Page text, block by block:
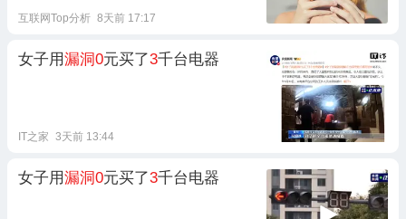
互联网Top分析 8天前 17:17
女子用漏洞0元买了3千台电器
IT之家 3天前 13:44
女子用漏洞0元买了3千台电器